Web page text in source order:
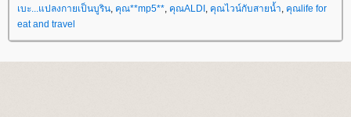
เบะ...แปลงกายเป็นบูริน, คุณ**mp5**, คุณALDI , คุณไวน์กับสายน้ำ, คุณlife for
eat and travel